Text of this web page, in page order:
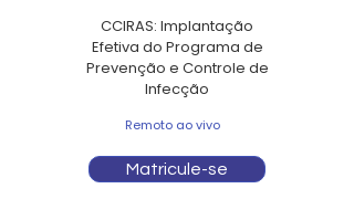
CCIRAS: Implantação
Efetiva do Programa de
Prevenção e Controle de
Infecção
Remoto ao vivo
Matricule-se